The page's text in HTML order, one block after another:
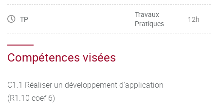
TP
Travaux
Pratiques
12h
Compétences visées
C1.1 Réaliser un développement d'application
(R1.10 coef 6)